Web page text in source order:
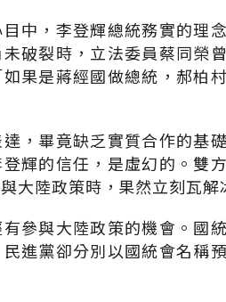
中，李登輝總統務實的理
破裂時，立法委員蔡同榮
果是蔣經國做總統，郝柏
，畢竟缺乏實質合作的基
輝的信任，是虛幻的。雙
大陸政策時，果然立刻瓦解
參與大陸政策的機會。國
進黨卻分別以國統會名稱